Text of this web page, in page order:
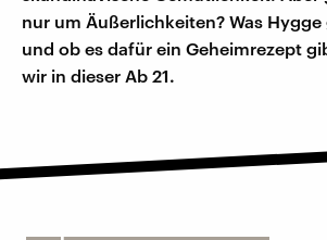
nur um Äußerlichkeiten? Was
und ob es dafür ein Geheimrezept
wir in dieser Ab 21.